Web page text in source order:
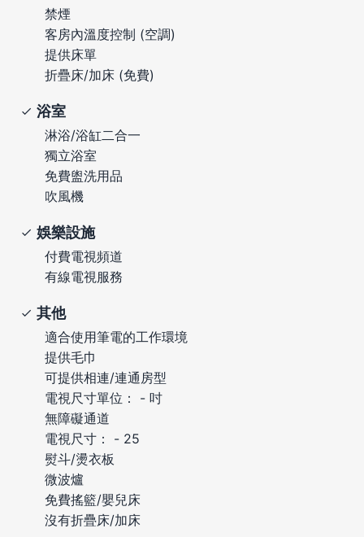
禁煙
客房內溫度控制 (空調)
提供床單
折疊床/加床 (免費)
浴室
淋浴/浴缸二合一
獨立浴室
免費盥洗用品
吹風機
娛樂設施
付費電視頻道
有線電視服務
其他
適合使用筆電的工作環境
提供毛巾
可提供相連/連通房型
電視尺寸單位： - 吋
無障礙通道
電視尺寸： - 25
熨斗/燙衣板
微波爐
免費搖籃/嬰兒床
沒有折疊床/加床